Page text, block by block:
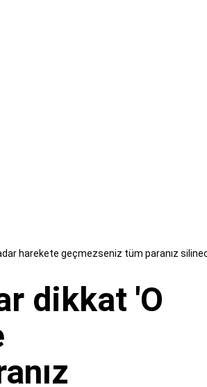
harekete geçmezseniz tüm paranız
dikkat 'O